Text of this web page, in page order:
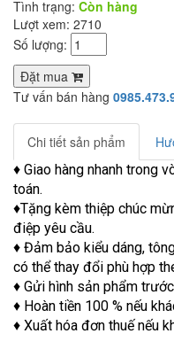
Tình trạng: Còn hàng
Lượt xem: 2710
Số lượng:
Đặt mua
Tư vấn bán hàng
Chi tiết sản phẩm
♦ Giao hàng nhanh trong
toán.
♦Tặng kèm thiệp chúc
điệp yêu cầu.
♦ Đảm bảo kiểu dáng,
có thể thay đổi phù hợp
♦ Gửi hình sản phẩm
♦ Hoàn tiền 100 % nếu
♦ Xuất hóa đơn thuế nếu